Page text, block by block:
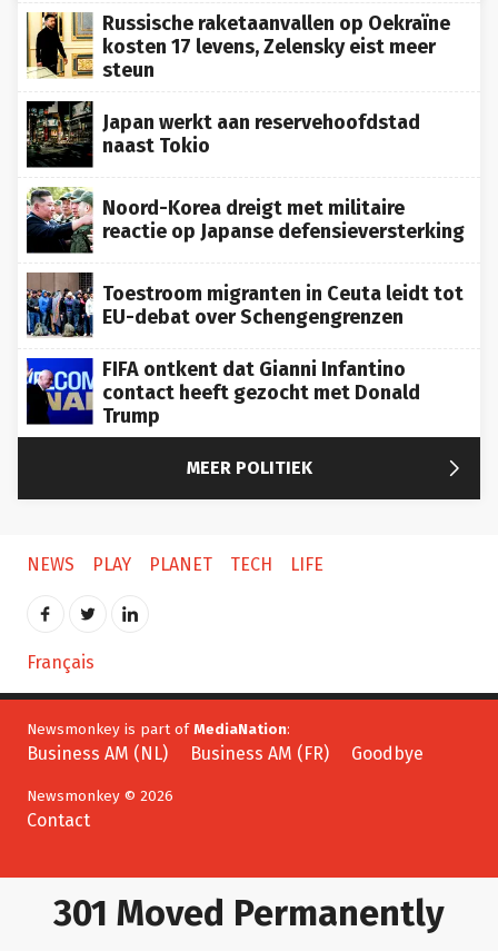
Russische raketaanvallen op Oekraïne
kosten 17 levens, Zelensky eist meer
steun
Japan werkt aan reservehoofdstad
naast Tokio
Noord-Korea dreigt met militaire
reactie op Japanse defensieversterking
Toestroom migranten in Ceuta leidt tot
EU-debat over Schengengrenzen
FIFA ontkent dat Gianni Infantino
contact heeft gezocht met Donald
Trump
MEER POLITIEK 
NEWS PLAY PLANET TECH LIFE
Français
Newsmonkey is part of MediaNation
Business AM (NL) Business AM (FR) Goodbye
Newsmonkey © 2026
Contact
301 Moved Permanently